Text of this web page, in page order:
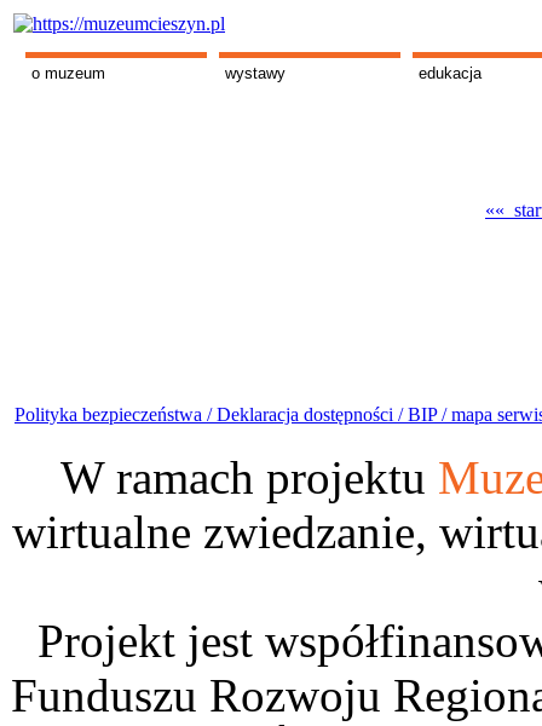
o muzeum wystawy edukacja
««
Polityka bezpieczeństwa /Deklaracja dostępności /BIP /mapa
W ramach projektu
wirtualne zwiedzanie,
Projekt jest
Funduszu Rozwoju